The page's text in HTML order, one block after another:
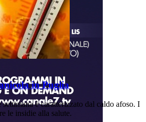
in Puglia
è caratterizzato dal caldo afoso. I
le insidie alla salute.